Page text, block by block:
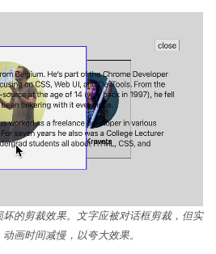
的剪裁效果。文字应被对话框剪裁，但实
画时间减慢，以夸大效果。